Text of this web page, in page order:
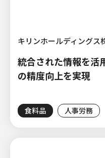
キリンホールディングス
統合された情報を活
の精度向上を実現
食料品 人事労務